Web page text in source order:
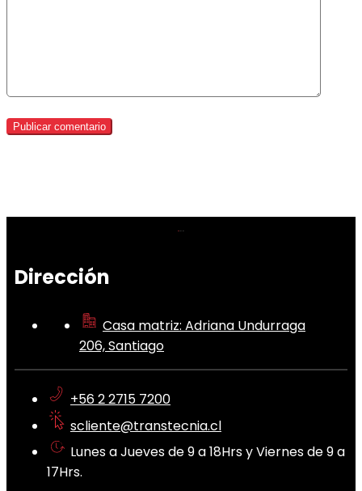
Dirección
Casa matriz: Adriana Undurraga
206, Santiago
+56 2 2715 7200
scliente@transtecnia.cl
Lunes a Jueves de 9 a 18Hrs y Viernes de 9 a
17Hrs.